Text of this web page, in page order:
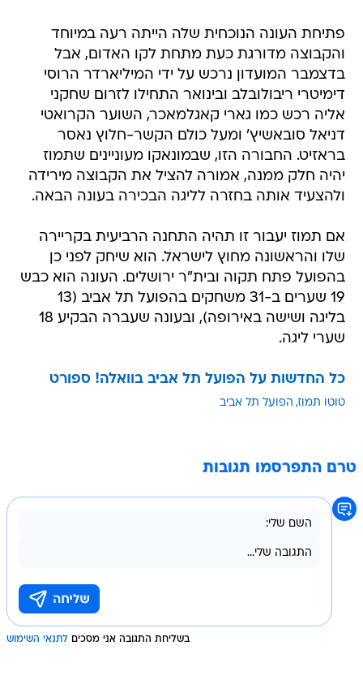
פתיחת העונה הנוכחית שלה הייתה רעה במיוחד
והקבוצה מדורגת כעת מתחת לקו האדום, אבל
בדצמבר המועדון נרכש על ידי המיליארדר הרוסי
דימיטרי ריבולובלב ובינואר התחילו לזרום שחקני
אליה רכש כמו גארי קאגלמאכר, השוער הקרואטי
דניאל סובאשיץ' ומעל כולם הקשר-חלוץ נאסר
בראזיט. החבורה הזו, שבמונאקו מעוניינים שתמוז
יהיה חלק ממנה, אמורה להציל את הקבוצה מירידה
ולהצעיד אותה בחזרה לליגה הבכירה בעונה הבאה.
אם תמוז יעבור זו תהיה התחנה הרביעית בקריירה
שלו והראשונה מחוץ לישראל. הוא שיחק לפני כן
בהפועל פתח תקוה ובית"ר ירושלים. העונה הוא כבש
19 שערים ב-31 משחקים בהפועל תל אביב (13
בליגה ושישה באירופה), ובעונה שעברה הבקיע 18
שערי ליגה.
כל החדשות על הפועל תל אביב בוואלה! ספורט
טוטו תמוז הפועל תל אביב
טרם התפרסמו תגובות
בשליחת התגובה אני מסכים לתנאי השימוש